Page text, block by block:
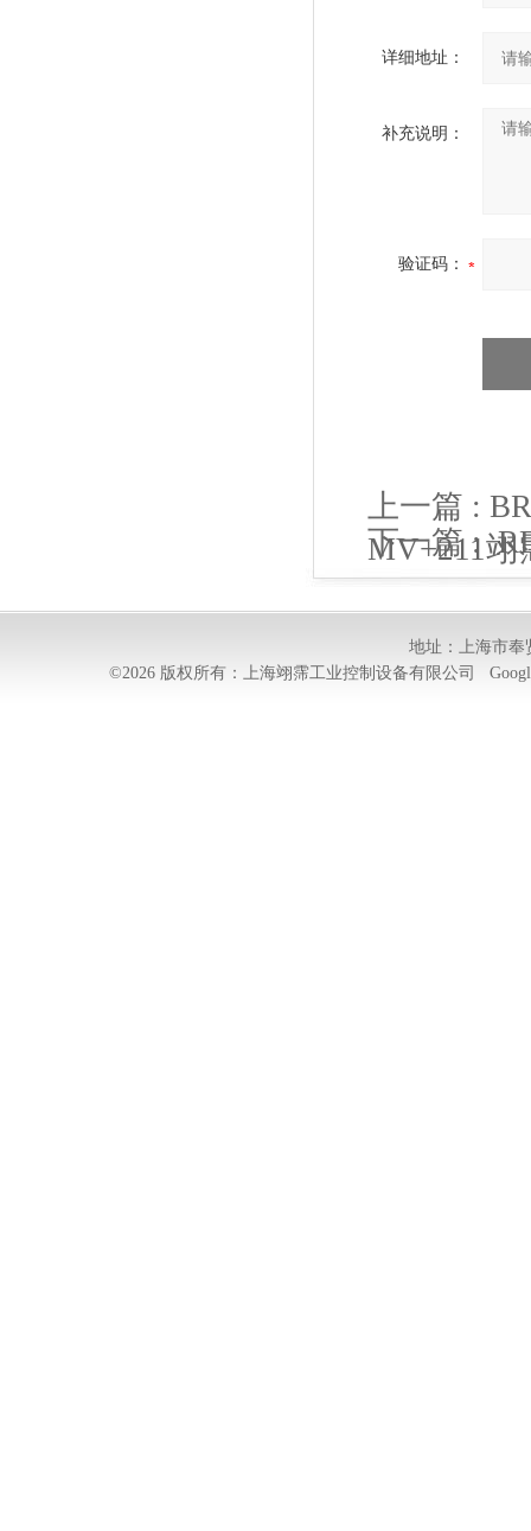
详细地址：
补充说明：
验证码：
上一篇 :
MV+211翊
下一篇 :
霈优供
地址：上海市奉
©2026 版权所有：上海翊霈工业控制设备有限公司